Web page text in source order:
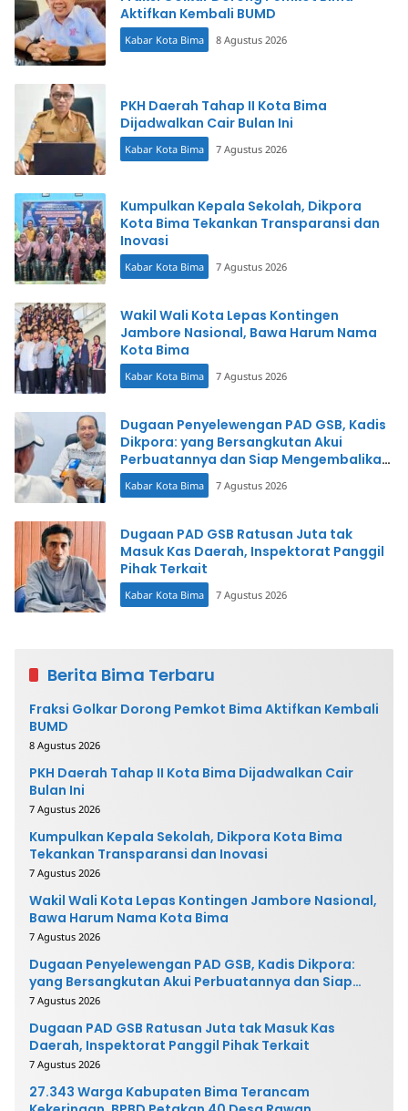
Aktifkan Kembali BUMD
Kabar Kota Bima 8 Agustus 2026
PKH Daerah Tahap II Kota Bima
Dijadwalkan Cair Bulan Ini
Kabar Kota Bima 7 Agustus 2026
Kumpulkan Kepala Sekolah, Dikpora
Kota Bima Tekankan Transparansi dan
Inovasi
Kabar Kota Bima 7 Agustus 2026
Wakil Wali Kota Lepas Kontingen
Jambore Nasional, Bawa Harum Nama
Kota Bima
Kabar Kota Bima 7 Agustus 2026
Dugaan Penyelewengan PAD GSB, Kadis
Dikpora: yang Bersangkutan Akui
Perbuatannya dan Siap Mengembalikan
Uang
Kabar Kota Bima 7 Agustus 2026
Dugaan PAD GSB Ratusan Juta tak
Masuk Kas Daerah, Inspektorat Panggil
Pihak Terkait
Kabar Kota Bima 7 Agustus 2026
Berita Bima Terbaru
Fraksi Golkar Dorong Pemkot Bima Aktifkan Kembali
BUMD
8 Agustus 2026
PKH Daerah Tahap II Kota Bima Dijadwalkan Cair
Bulan Ini
7 Agustus 2026
Kumpulkan Kepala Sekolah, Dikpora Kota Bima
Tekankan Transparansi dan Inovasi
7 Agustus 2026
Wakil Wali Kota Lepas Kontingen Jambore Nasional,
Bawa Harum Nama Kota Bima
7 Agustus 2026
Dugaan Penyelewengan PAD GSB, Kadis Dikpora:
yang Bersangkutan Akui Perbuatannya dan Siap
Mengembalikan Uang
7 Agustus 2026
Dugaan PAD GSB Ratusan Juta tak Masuk Kas
Daerah, Inspektorat Panggil Pihak Terkait
7 Agustus 2026
27.343 Warga Kabupaten Bima Terancam